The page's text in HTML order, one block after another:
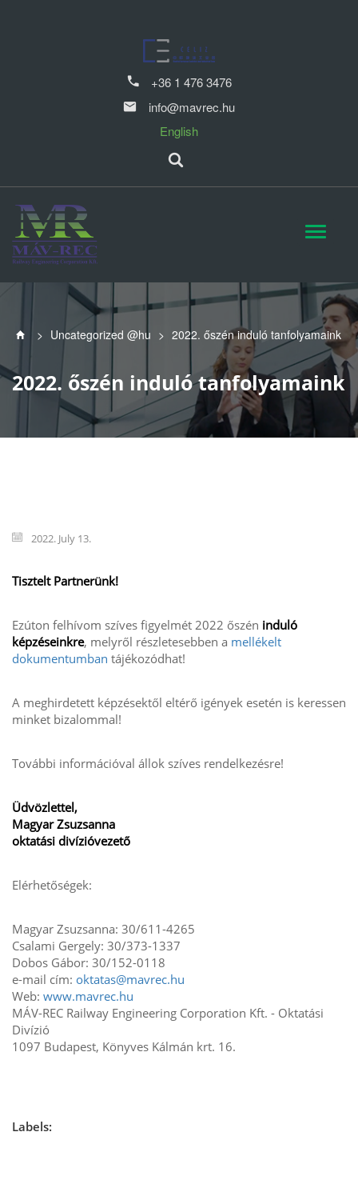
+36 1 476 3476
info@mavrec.hu
English
> Uncategorized @hu > 2022. őszén induló tanfolyamaink
2022. őszén induló tanfolyamaink
2022. July 13.
Tisztelt Partnerünk!
Ezúton felhívom szíves figyelmét 2022 őszén induló
képzéseinkre, melyről részletesebben a mellékelt
dokumentumban tájékozódhat!
A meghirdetett képzésektől eltérő igények esetén is keressen
minket bizalommal!
További információval állok szíves rendelkezésre!
Üdvözlettel,
Magyar Zsuzsanna
oktatási divízióvezető
Elérhetőségek:
Magyar Zsuzsanna: 30/611-4265
Csalami Gergely: 30/373-1337
Dobos Gábor: 30/152-0118
e-mail cím: oktatas@mavrec.hu
Web: www.mavrec.hu
MÁV-REC Railway Engineering Corporation Kft. - Oktatási
Divízió
1097 Budapest, Könyves Kálmán krt. 16.
Labels: